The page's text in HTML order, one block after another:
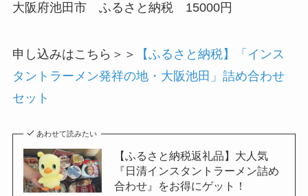
大阪府池田市 ふるさと納税 15000円
申し込みはこちら＞＞
【ふるさと納税】「インス
タントラーメン発祥の地・大阪池田」詰め合わせ
セット
あわせて読みたい
【ふるさと納税返礼品】大人気
『日清インスタントラーメン詰め
合わせ』をお得にゲット！